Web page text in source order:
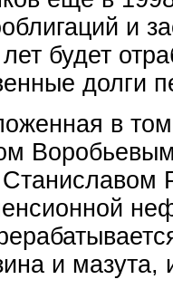
и
будет
долги
в
и мазута,